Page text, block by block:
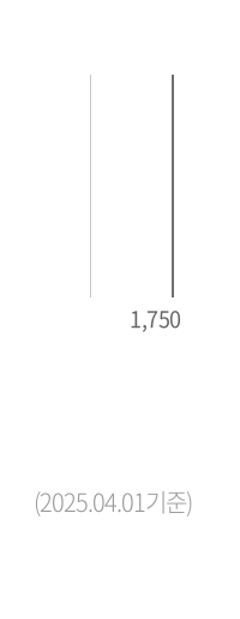
1,750
(2025.04.01기준)